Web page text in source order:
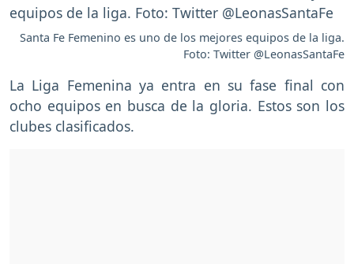
Santa Fe Femenino es uno de los mejores equipos de la liga.
Foto: Twitter @LeonasSantaFe
La Liga Femenina ya entra en su fase final con
ocho equipos en busca de la gloria. Estos son los
clubes clasificados.